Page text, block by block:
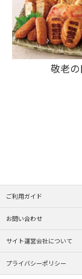
敬老
ご利用ガイド
お問い合わせ
サイト運営会社について
プライバシーポリシー